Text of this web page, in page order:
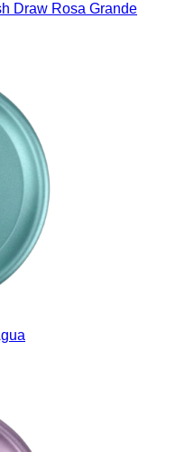
Draw Rosa Grande